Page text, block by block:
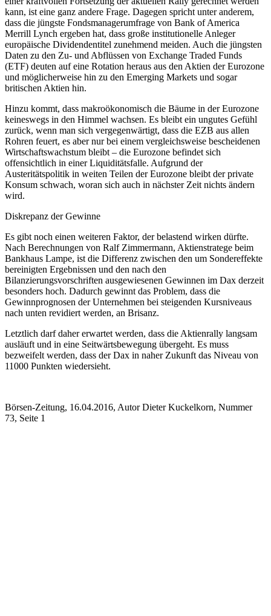
kann, ist eine ganz andere Frage. Dagegen spricht unter anderem,
dass die jüngste Fondsmanagerumfrage von Bank of America
Merrill Lynch ergeben hat, dass große institutionelle Anleger
europäische Dividendentitel zunehmend meiden. Auch die jüngsten
Daten zu den Zu- und Abflüssen von Exchange Traded Funds
(ETF) deuten auf eine Rotation heraus aus den Aktien der Eurozone
und möglicherweise hin zu den Emerging Markets und sogar
britischen Aktien hin.
Hinzu kommt, dass makroökonomisch die Bäume in der Eurozone
keineswegs in den Himmel wachsen. Es bleibt ein ungutes Gefühl
zurück, wenn man sich vergegenwärtigt, dass die EZB aus allen
Rohren feuert, es aber nur bei einem vergleichsweise bescheidenen
Wirtschaftswachstum bleibt – die Eurozone befindet sich
offensichtlich in einer Liquiditätsfalle. Aufgrund der
Austeritätspolitik in weiten Teilen der Eurozone bleibt der private
Konsum schwach, woran sich auch in nächster Zeit nichts ändern
wird.
Diskrepanz der Gewinne
Es gibt noch einen weiteren Faktor, der belastend wirken dürfte.
Nach Berechnungen von Ralf Zimmermann, Aktienstratege beim
Bankhaus Lampe, ist die Differenz zwischen den um Sondereffekte
bereinigten Ergebnissen und den nach den
Bilanzierungsvorschriften ausgewiesenen Gewinnen im Dax derzeit
besonders hoch. Dadurch gewinnt das Problem, dass die
Gewinnprognosen der Unternehmen bei steigenden Kursniveaus
nach unten revidiert werden, an Brisanz.
Letztlich darf daher erwartet werden, dass die Aktienrally langsam
ausläuft und in eine Seitwärtsbewegung übergeht. Es muss
bezweifelt werden, dass der Dax in naher Zukunft das Niveau von
11000 Punkten wiedersieht.
Börsen-Zeitung, 16.04.2016, Autor Dieter Kuckelkorn, Nummer
73, Seite 1